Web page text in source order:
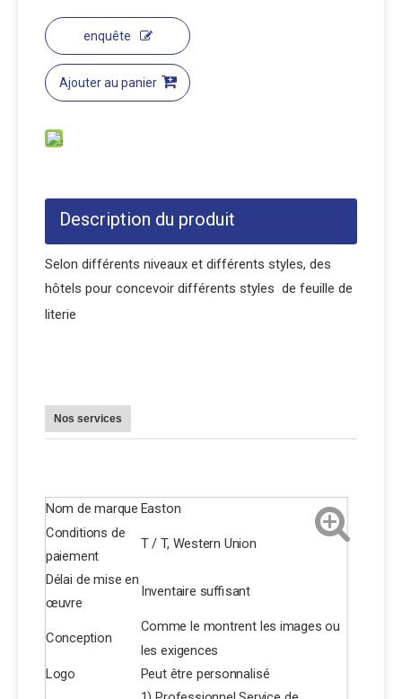
enquête
Ajouter au panier
Description du produit
Selon différents niveaux et différents styles, des
hôtels pour concevoir différents styles de feuille de
literie
Nos services
Nom de marque Easton
Conditions de
paiement
T / T, Western Union
Délai de mise en
œuvre
Inventaire suffisant
Conception
Comme le montrent les images ou
les exigences
Logo
Peut être personnalisé